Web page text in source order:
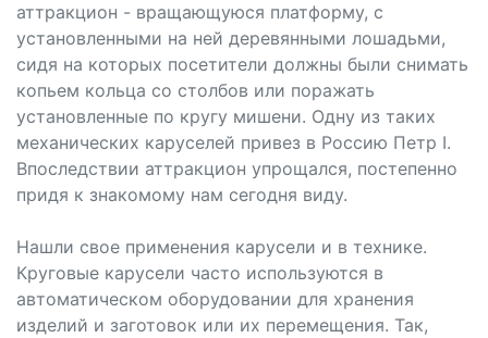
аттракцион - вращающуюся платформу, с
установленными на ней деревянными лошадьми,
сидя на которых посетители должны были снимать
копьем кольца со столбов или поражать
установленные по кругу мишени. Одну из таких
механических каруселей привез в Россию Петр I.
Впоследствии аттракцион упрощался, постепенно
придя к знакомому нам сегодня виду.
Нашли свое применения карусели и в технике.
Круговые карусели часто используются в
автоматическом оборудовании для хранения
изделий и заготовок или их перемещения. Так,